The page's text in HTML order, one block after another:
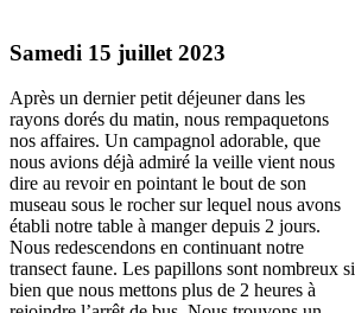
Samedi 15 juillet 2023
Après un dernier petit déjeuner dans les
rayons dorés du matin, nous rempaquetons
nos affaires. Un campagnol adorable, que
nous avions déjà admiré la veille vient nous
dire au revoir en pointant le bout de son
museau sous le rocher sur lequel nous avons
établi notre table à manger depuis 2 jours.
Nous redescendons en continuant notre
transect faune. Les papillons sont nombreux si
bien que nous mettons plus de 2 heures à